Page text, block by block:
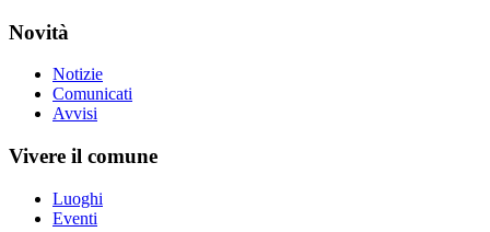
Novità
Notizie
Comunicati
Avvisi
Vivere il comune
Luoghi
Eventi